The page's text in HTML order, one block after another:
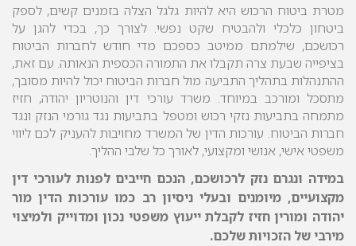
מטרת ביטוח הרכוש היא להיות גלגל הצלה בזמנים קשים, לספק
ביטחון כלכלי ולהבטיח שקט נפשי. לצורך כך, בכדי להגן על
רכושכם, שילמתם ממיטב כספכם מדי חודש לחברות הביטוח
בציפייה שבעת צרה תקבלו את התמורה הכספית הנאותה. עם זאת,
ההתנהלות בתהליך התביעה מול חברות הביטוח יכול להיות מסובך,
מתסכל ומורכב במיוחד. משרד עורכי דין והנוטריון יהודה, חזיז
מתמחה בתביעות נזקי רכוש ומטפל בתביעות נגד גורמי הנזק ונגד
חברות הביטוח. עורכות הדין של המשרד מחויבות להעניק לכם ליווי
משפטי אישי, אנושי ומקצועי, לאורך כל שלבי ההליך.
במידה ונגרם נזק לרכושכם, הנכם חייבים לפנות לעורכי דין
מקצועיים, מיומנים ובעלי ניסיון רב כמו עורכות הדין מור
יהודה ומורין חזיז לקבלת ייעוץ משפטי נכון ומדוייק ולמיצוי
מירבי של הזכויות שלכם.